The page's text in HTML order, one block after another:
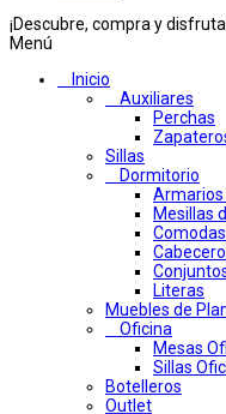
¡Descubre, compra y
Menú
Inicio
Auxiliares
Perchas
Sillas
Dormitorio
Mesillas
Literas
Muebles de
Oficina
Mesas
Sillas
Botelleros
Outlet